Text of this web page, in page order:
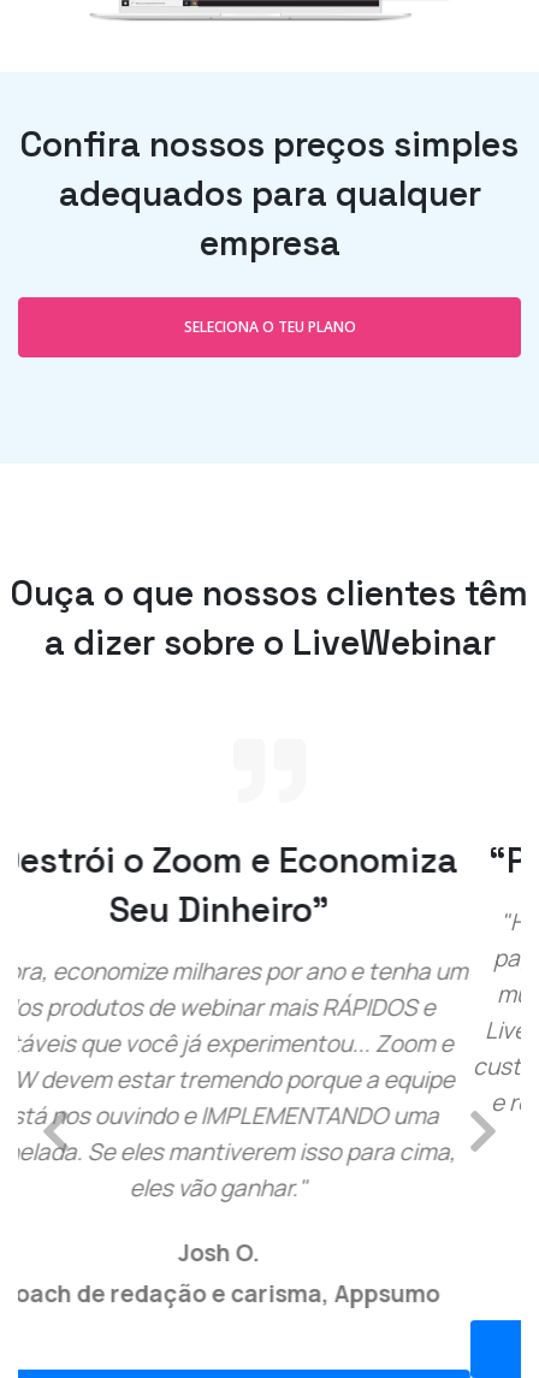
Confira nossos preços simples
adequados para qualquer
empresa
SELECIONA O TEU PLANO
Ouça o que nossos clientes têm
a dizer sobre o LiveWebinar
“Produto Realmente Sólido!”
"Há algum tempo eu queria fazer webinars
pagos, mas outros softwares têm um custo
muito proibitivo e são difíceis de dominar. O
LiveWebinar é muito fácil de aprender e vale o
custo. Estou muito satisfeito com ele até agora
e realmente o recomendo. Finalmente estou
ganhando dinheiro com webinars!"
Tâmica S.
Coach de Liderança, Capterra
Previous Next